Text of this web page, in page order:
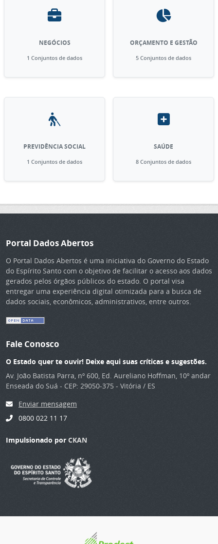
NEGÓCIOS
1 Conjuntos de dados
ORÇAMENTO E GESTÃO
5 Conjuntos de dados
PREVIDÊNCIA SOCIAL
1 Conjuntos de dados
SAÚDE
8 Conjuntos de dados
Portal Dados Abertos
O Portal Dados Abertos é uma iniciativa do Governo do Estado
do Espírito Santo com o objetivo de facilitar o acesso aos dados
gerados pelos órgãos públicos do estado. O portal visa
entregar uma experiência digital otimizada para a busca de
dados sociais, econômicos, administrativos, entre outros.
Fale Conosco
O Estado quer te ouvir! Deixe aqui suas críticas e sugestões.
Av. João Batista Parra, nº 600, Ed. Aureliano Hoffman, 10º andar
Enseada do Suá - CEP: 29050-375 - Vitória / ES
Enviar mensagem
0800 022 11 17
Impulsionado por CKAN